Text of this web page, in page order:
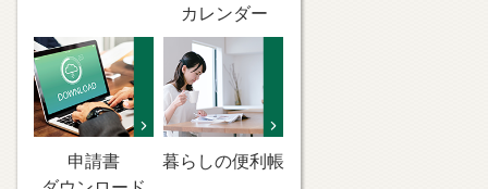
カレンダー
申請書
暮らしの便利帳